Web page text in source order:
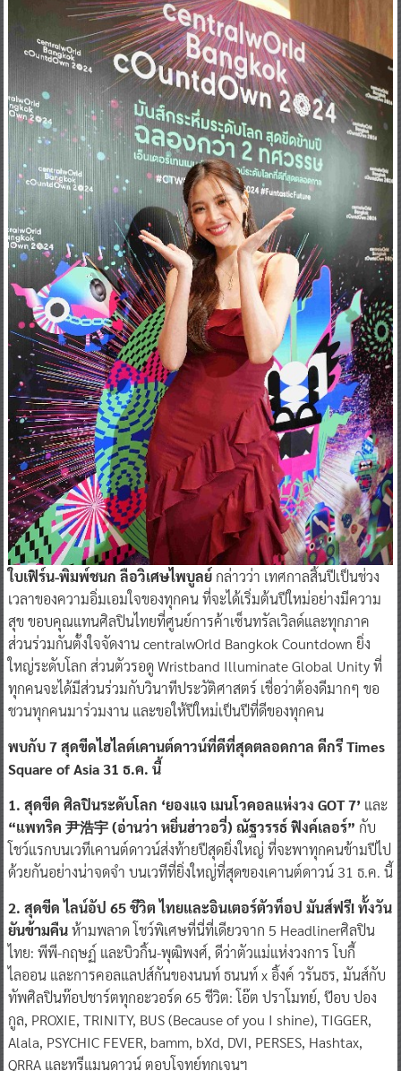
ใบเฟิร์น-พิมพ์ชนก ลือวิเศษไพบูลย์กล่าวว่า เทศกาลสิ้นปีเป็นช่วง
เวลาของความอิ่มเอมใจของทุกคน ที่จะได้เริ่มต้นปีใหม่อย่างมีความ
สุข ขอบคุณแทนศิลปินไทยที่ศูนย์การค้าเซ็นทรัลเวิลด์และทุกภาค
ส่วนร่วมกันตั้งใจจัดงาน centralwOrld Bangkok Countdown ยิ่ง
ใหญ่ระดับโลก ส่วนตัวรอดู Wristband Illuminate Global Unity ที่
ทุกคนจะได้มีส่วนร่วมกับวินาทีประวัติศาสตร์ เชื่อว่าต้องดีมากๆ ขอ
ชวนทุกคนมาร่วมงาน และขอให้ปีใหม่เป็นปีที่ดีของทุกคน
พบกับ 7 สุดขีดไฮไลต์เคานต์ดาวน์ที่ดีที่สุดตลอดกาล ดีกรี Times
Square of Asia 31 ธ.ค. นี้
1. สุดขีด ศิลปินระดับโลก ‘ยองแจ เมนโวคอลแห่งวง GOT 7’ และ
“แพทริค 尹浩宇 (อ่านว่า หยิ่นฮ่าวอวี่) ณัฐวรรธ์ ฟิงค์เลอร์” กับ
โชว์แรกบนเวทีเคานต์ดาวน์ส่งท้ายปีสุดยิ่งใหญ่ ที่จะพาทุกคนข้ามปีไป
ด้วยกันอย่างน่าจดจำ บนเวทีที่ยิ่งใหญ่ที่สุดของเคานต์ดาวน์ 31 ธ.ค. นี้
2. สุดขีด ไลน์อัป 65 ชีวิต ไทยและอินเตอร์ตัวท็อป มันส์ฟรี! ทั้งวัน
ยันข้ามคืนห้ามพลาด โชว์พิเศษที่นี่ที่เดียวจาก 5 Headlinerศิลปิน
ไทย: พีพี-กฤษฏ์ และบิวกิ้น-พุฒิพงศ์, ดีว่าตัวแม่แห่งวงการ โบกี้
ไลออน และการคอลแลปส์กันของนนท์ ธนนท์ x อิ้งค์ วรันธร, มันส์กับ
ทัพศิลปินท๊อปชาร์ตทุกอะวอร์ด 65 ชีวิต: โอ๊ต ปราโมทย์, ป๊อบ ปอง
กูล, PROXIE, TRINITY, BUS (Because of you I shine), TIGGER,
Alala, PSYCHIC FEVER, bamm, bXd, DVI, PERSES, Hashtax,
QRRA และทรีแมนดาวน์ ตอบโจทย์ทุกเจนฯ